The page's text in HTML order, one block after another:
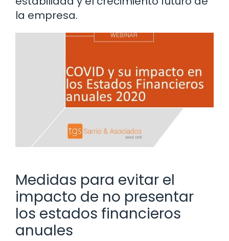
la empresa.
Medidas para evitar el
impacto de no presentar
los estados financieros
anuales